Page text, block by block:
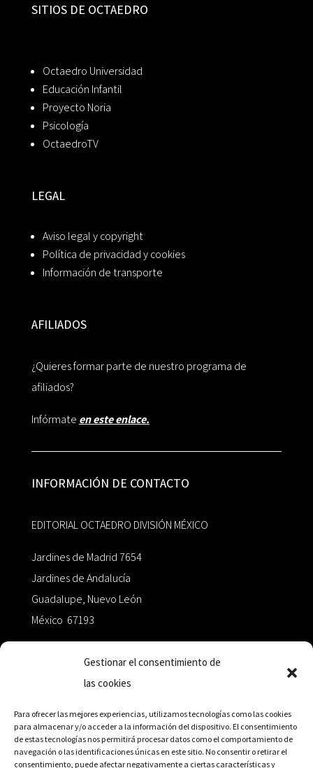
Gestionar el consentimiento de
las cookies
Para ofrecer las mejores experiencias, utilizamos tecnologías como las cookies
para almacenar y/o acceder a la información del dispositivo. El consentimiento
de estas tecnologías nos permitirá procesar datos como el comportamiento de
navegación o las identificaciones únicas en este sitio. No consentir o retirar el
consentimiento, puede afectar negativamente a ciertas características y
SITIOS DE OCTAEDRO
Octaedro Universidad
Educación Infantil
Proyecto Noria
Psicología
OctaedroTV
LEGAL
Aviso legal y copyright
Política de privacidad y cookies
Información de transporte
AFILIADOS
¿Quieres formar parte de nuestro programa de
afiliados?
Infórmate en este enlace.
INFORMACIÓN DE CONTACTO
EDITORIAL OCTAEDRO DIVISIÓN MÉXICO
Jardines de Madrid 7654
Jardines de Andalucía
Guadalupe, Nuevo León
México 67193
+52 811.499.5638
RED DE DISTRIBUCIÓN